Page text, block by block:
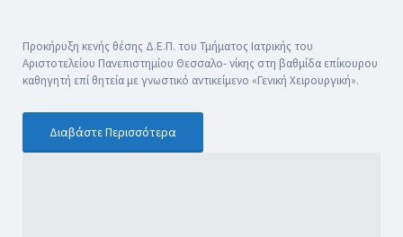
Προκήρυξη κενής θέσης Δ.Ε.Π. του Τμήματος Ιατρικής του
Αριστοτελείου Πανεπιστημίου Θεσσαλο- νίκης στη βαθμίδα επίκουρου
καθηγητή επί θητεία με γνωστικό αντικείμενο «Γενική Χειρουργική».
Διαβάστε Περισσότερα